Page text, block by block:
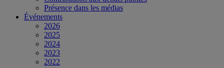
Présence dans les médias
Événements
2026
2025
2024
2023
2022